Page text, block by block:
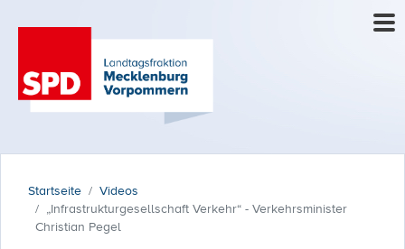
Startseite
Videos
„Infrastrukturgesellschaft Verkehr“ - Verkehrsminister
Christian Pegel